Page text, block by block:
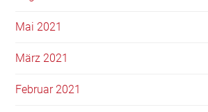
Mai 2021
März 2021
Februar 2021